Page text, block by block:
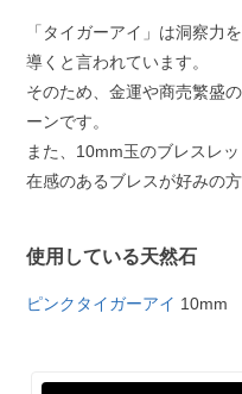
「タイガーアイ」は洞察力
導くと言われています。
そのため、金運や商売繁盛
ーンです。
また、10mm玉のブレスレ
在感のあるブレスが好みの
使用している天然石
ピンクタイガーアイ 10mm